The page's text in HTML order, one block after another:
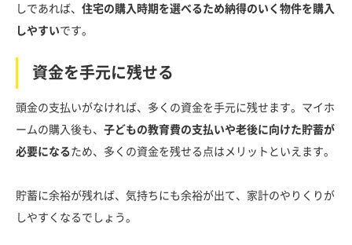
しであれば、 住宅の購入時期を選べるため納得のいく物件を購入
しやすいです。
資金を手元に残せる
頭金の支払いがなければ、多くの資金を手元に残せます。マイホ
ームの購入後も、 子どもの教育費の支払いや老後に向けた貯蓄が
必要になるため、多くの資金を残せる点はメリットといえます。
貯蓄に余裕が残れば、気持ちにも余裕が出て、家計のやりくりが
しやすくなるでしょう。